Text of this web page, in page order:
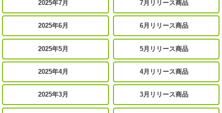
2025年7月 7月リリース商品
2025年6月 6月リリース商品
2025年5月 5月リリース商品
2025年4月 4月リリース商品
2025年3月 3月リリース商品